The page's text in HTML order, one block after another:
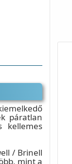
páratlan
kellemes
/ Brinell
mint a